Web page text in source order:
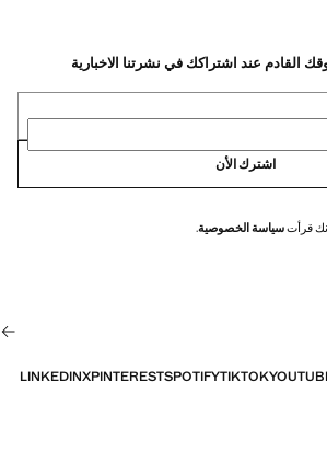
اشترك الأن
قرأتسياسة الخصوصية.
TIKTOK
SPOTIFY
PINTEREST
X
LINKEDIN